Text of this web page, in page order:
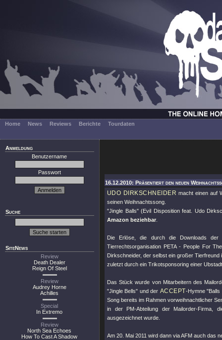
Home News Reviews Berichte Tourdaten
Anmeldung
Benutzername
Passwort
Suche
SiteNews
Review
Death Dealer
Reign Of Steel
Review
Audrey Horne
Achilles
Special
In Extremo
Review
North Sea Echoes
How To Cast A Shadow
16.12.2010: Präsentiert den neuen
UDO DIRKSCHNEIDER macht einen auf
seinen Weihnachtssong.
"Jingle Balls"(Evil Disposition feat. Udo
Amazon beziehbar
Die Erlöse, die durch die Downloads
Tierrechtsorganisation PETA - People For
Dirkschneider, der selbst ein großer
zuletzt durch ein Trikotsponsoring einer
Das Stück wurde von Mitarbeitern des
"Jingle Bells" und der ACCEPT-Hymne "Balls
Song bereits im Rahmen vorweihnachtlicher
in der PM-Abteilung der Mailorder-Firma,
ausgezeichnet wurde.
Am 20. Mai 2011 wird dann via AFM auch das